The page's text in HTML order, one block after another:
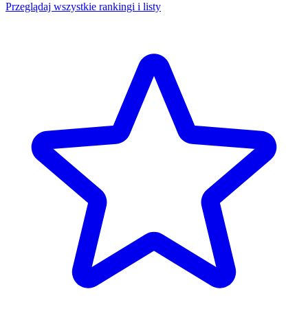
Przeglądaj wszystkie rankingi i listy